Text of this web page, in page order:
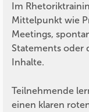
Im
Mittelpunkt wie
Meetings,
Statements oder
Inhalte.
Teilnehmende
einen klaren